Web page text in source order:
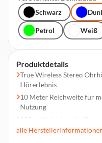
Produktdetails
True Wireless Stereo
Hörerlebnis
10 Meter Reichweite für
Nutzung
200-mAh-Ladegerät für
Stunden
alle
Schwarz
Petrol Weiß